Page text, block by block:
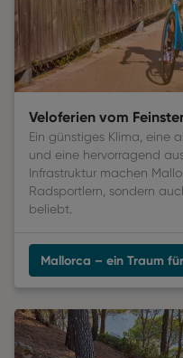
Veloferien vom
Ein günstiges Klima, eine
und eine hervorragend
Infrastruktur machen
Radsportlern, sondern
beliebt.
Mallorca – ein Traum